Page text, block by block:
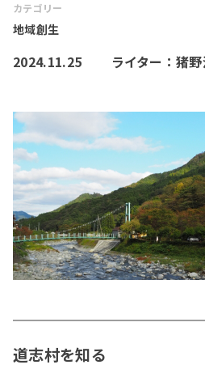
カテゴリー
地域創生
2024.11.25 ライター：猪
道志村を知る